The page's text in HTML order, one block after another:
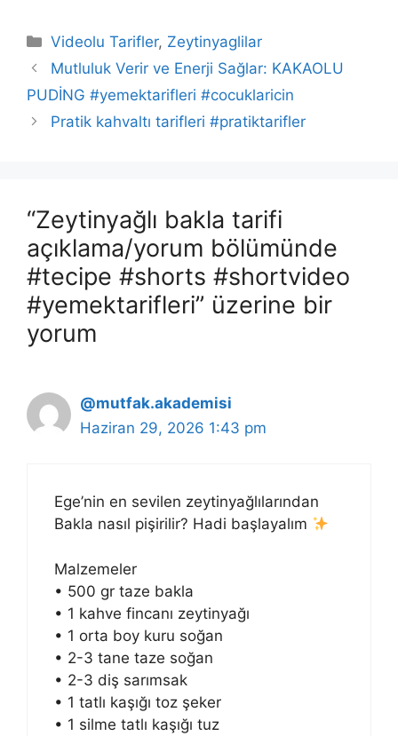
Kategoriler
Videolu Tarifler, Zeytinyaglilar
​Mutluluk Verir ve Enerji Sağlar: KAKAOLU
PUDİNG #yemektarifleri #cocuklaricin
Pratik kahvaltı tarifleri #pratiktarifler
“Zeytinyağlı bakla tarifi
açıklama/yorum bölümünde
#tecipe #shorts #shortvideo
#yemektarifleri” üzerine bir
yorum
@mutfak.akademisi
Haziran 29, 2026 1:43 pm
Ege’nin en sevilen zeytinyağlılarından
Bakla nasıl pişirilir? Hadi başlayalım
Malzemeler
• 500 gr taze bakla
• 1 kahve fincanı zeytinyağı
• 1 orta boy kuru soğan
• 2-3 tane taze soğan
• 2-3 diş sarımsak
• 1 tatlı kaşığı toz şeker
• 1 silme tatlı kaşığı tuz